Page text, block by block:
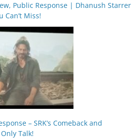
Public Response | Dhanush Starrer
Can’t Miss!
– SRK’s Comeback and
Talk!